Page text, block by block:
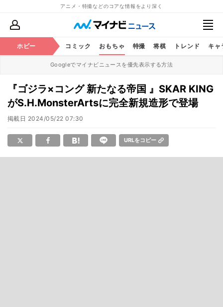
アニメ・特撮などのコアな情報をより深く
ホビー
アニメ コミック おもちゃ 特撮 将棋 トレンド キャ
Googleでマイナビニュースを優先表示する方法
『ゴジラ×コング 新たなる帝国 』SKAR KING
がS.H.MonsterArtsに完全新規造形で登場
掲載日 2024/05/22 07:30
URLをコピー